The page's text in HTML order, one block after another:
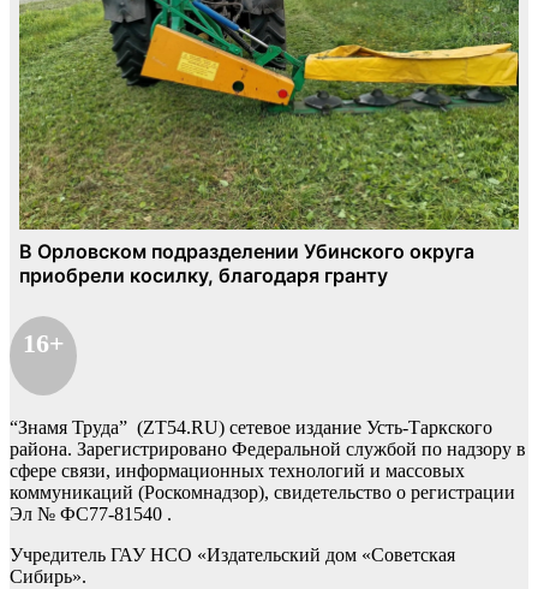
16+
“Знамя Труда” (ZT54.RU) сетевое издание Усть-Таркского
района. Зарегистрировано Федеральной службой по надзору в
сфере связи, информационных технологий и массовых
коммуникаций (Роскомнадзор), свидетельство о регистрации
Эл № ФС77-81540 .
Учредитель ГАУ НСО «Издательский дом «Советская
Сибирь».